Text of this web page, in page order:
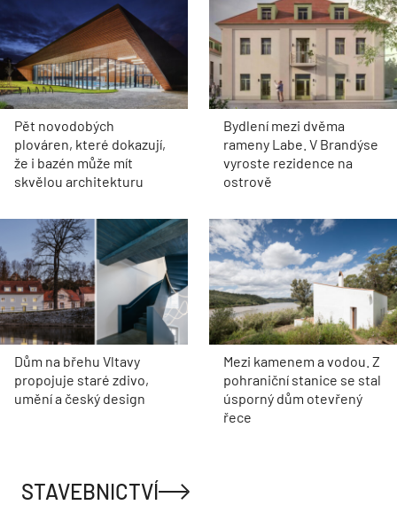
Pět novodobých
plováren, které dokazují,
že i bazén může mít
skvělou architekturu
Bydlení mezi dvěma
rameny Labe. V Brandýse
vyroste rezidence na
ostrově
Dům na břehu Vltavy
propojuje staré zdivo,
umění a český design
Mezi kamenem a vodou. Z
pohraniční stanice se stal
úsporný dům otevřený
řece
STAVEBNICTVÍ